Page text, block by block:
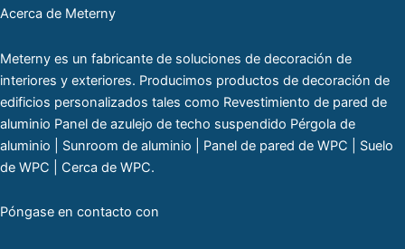
Acerca de Meterny
Meterny es un fabricante de soluciones de decoración de
interiores y exteriores. Producimos productos de decoración de
edificios personalizados tales como Revestimiento de pared de
aluminio Panel de azulejo de techo suspendido Pérgola de
aluminio | Sunroom de aluminio | Panel de pared de WPC | Suelo
de WPC | Cerca de WPC.
Póngase en contacto con